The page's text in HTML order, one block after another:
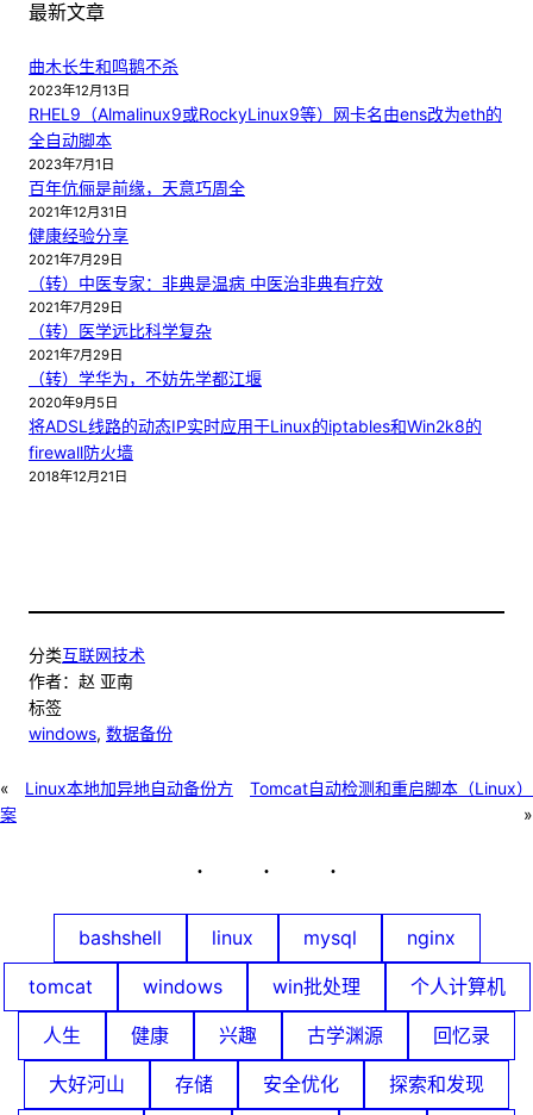
最新文章
曲木长生和鸣鹅不杀
2023年12月13日
RHEL9（Almalinux9或RockyLinux9等）网卡名由ens改为eth的
全自动脚本
2023年7月1日
百年伉俪是前缘，天意巧周全
2021年12月31日
健康经验分享
2021年7月29日
（转）中医专家：非典是温病 中医治非典有疗效
2021年7月29日
（转）医学远比科学复杂
2021年7月29日
（转）学华为，不妨先学都江堰
2020年9月5日
将ADSL线路的动态IP实时应用于Linux的iptables和Win2k8的
firewall防火墙
2018年12月21日
分类互联网技术
作者： 赵 亚南
标签
windows, 数据备份
«
Linux本地加异地自动备份方
案
Tomcat自动检测和重启脚本（Linux）
»
bashshell linux mysql nginx
tomcat windows win批处理 个人计算机
人生 健康 兴趣 古学渊源 回忆录
大好河山 存储 安全优化 探索和发现